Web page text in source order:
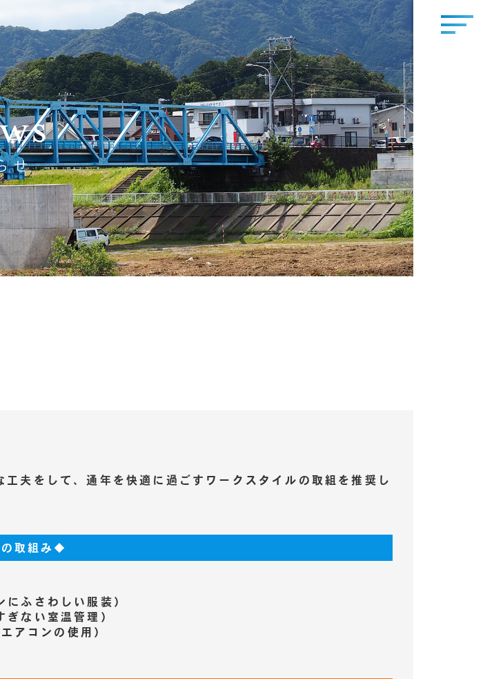
せ
夫をして、通年を快適に過ごすワークスタイルの取組を推奨し
取組み◆
にふさわしい服装）
ぎない室温管理）
アコンの使用）